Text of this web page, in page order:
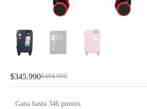
$494.900
$345.990
Gana hasta 346 puntos.